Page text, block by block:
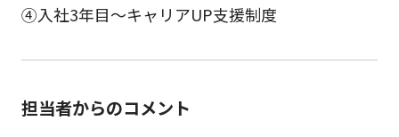
④入社3年目～キャリアUP支援制度
担当者からのコメント